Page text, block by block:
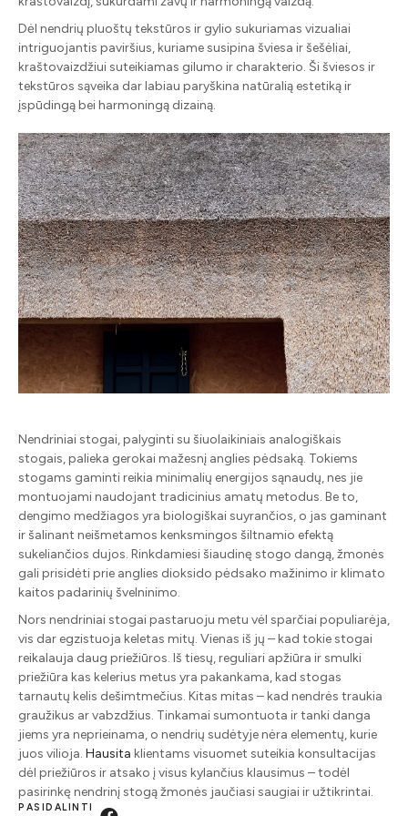
Dėl nendrių pluoštų tekstūros ir gylio sukuriamas vizualiai
intriguojantis paviršius, kuriame susipina šviesa ir šešėliai,
kraštovaizdžiui suteikiamas gilumo ir charakterio. Ši šviesos ir
tekstūros sąveika dar labiau paryškina natūralią estetiką ir
įspūdingą bei harmoningą dizainą.
Nendriniai stogai, palyginti su šiuolaikiniais analogiškais
stogais, palieka gerokai mažesnį anglies pėdsaką. Tokiems
stogams gaminti reikia minimalių energijos sąnaudų, nes jie
montuojami naudojant tradicinius amatų metodus. Be to,
dengimo medžiagos yra biologiškai suyrančios, o jas gaminant
ir šalinant neišmetamos kenksmingos šiltnamio efektą
sukeliančios dujos. Rinkdamiesi šiaudinę stogo dangą, žmonės
gali prisidėti prie anglies dioksido pėdsako mažinimo ir klimato
kaitos padarinių švelninimo.
Nors nendriniai stogai pastaruoju metu vėl sparčiai populiarėja,
vis dar egzistuoja keletas mitų. Vienas iš jų – kad tokie stogai
reikalauja daug priežiūros. Iš tiesų, reguliari apžiūra ir smulki
priežiūra kas kelerius metus yra pakankama, kad stogas
tarnautų kelis dešimtmečius. Kitas mitas – kad nendrės traukia
graužikus ar vabzdžius. Tinkamai sumontuota ir tanki danga
jiems yra neprieinama, o nendrių sudėtyje nėra elementų, kurie
juos vilioja. Hausita klientams visuomet suteikia konsultacijas
dėl priežiūros ir atsako į visus kylančius klausimus – todėl
pasirinkę nendrinį stogą žmonės jaučiasi saugiai ir užtikrintai.
PASIDALINTI